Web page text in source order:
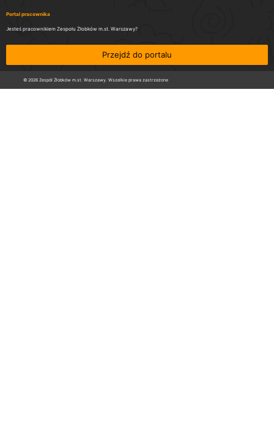
Portal pracownika
Jesteś pracownikiem Zespołu Żłobków m.st. Warszawy?
Przejdź do portalu
© 2026 Zespół Żłobków m.st. Warszawy. Wszelkie prawa zastrzeżone